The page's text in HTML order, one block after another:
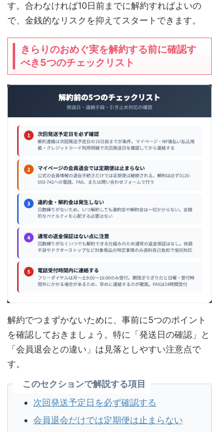
す。合わなければ10日前までに解約すればよいの
で、金銭的なリスクを抑えてスタートできます。
きらりのおめぐ実を解約する前に確認す
べき5つのチェックリスト
解約でつまずかないために、事前に5つのポイント
を確認しておきましょう。特に「発送日の確認」と
「会員退会との違い」は見落としやすい注意点で
す。
このセクションで解説する項目
次回発送予定日を必ず確認する
会員退会だけでは定期便は止まらない